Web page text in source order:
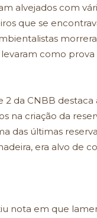
alvejados com
que se
como prova
da CNBB
na criação da
das últimas
era alvo de
nota em que